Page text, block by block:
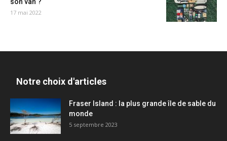
17 mai 2022
Notre choix d'articles
Fraser Island : la plus grande île de sable du
monde
5 septembre 2023